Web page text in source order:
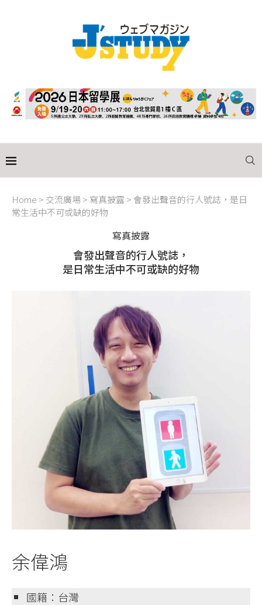
Home > 交流廣場 > 寫真披露 >會發出聲音的行人號誌，是日
常生活中不可或缺的好物
寫真披露
會發出聲音的行人號誌，
是日常生活中不可或缺的好物
余偉鴻
國籍：台灣